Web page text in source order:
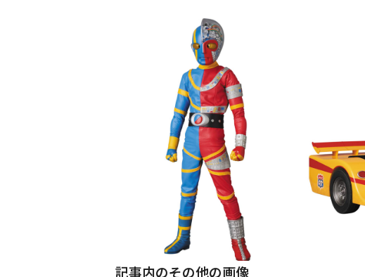
記事内のその他の画像